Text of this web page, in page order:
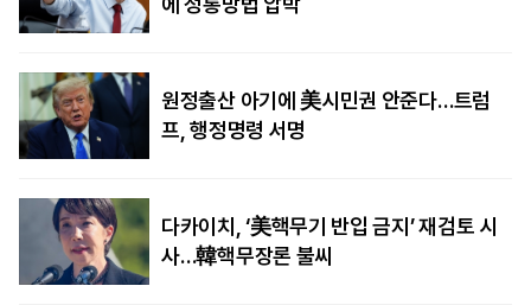
원정출산 아기에 美시민권 안준다…트럼
프, 행정명령 서명
다카이치, ‘美핵무기 반입 금지’ 재검토 시
사…韓핵무장론 불씨